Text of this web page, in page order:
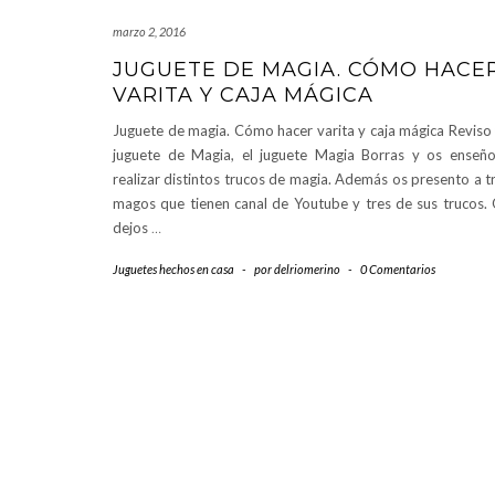
marzo 2, 2016
JUGUETE DE MAGIA. CÓMO
VARITA Y CAJA MÁGICA
Juguete de magia. Cómo hacer varita y caja mágica Reviso
juguete de Magia, el juguete Magia Borras y os
realizar distintos trucos de magia. Además os presento a
magos que tienen canal de Youtube y tres de sus trucos.
dejos…
Juguetes hechos en casa - pordelriomerino - 0 Comentarios